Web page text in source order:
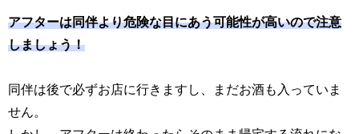
アフターは同伴より危険な目にあう可能性が高いので注意
しましょう！
同伴は後で必ずお店に行きますし、まだお酒も入っていま
せん。